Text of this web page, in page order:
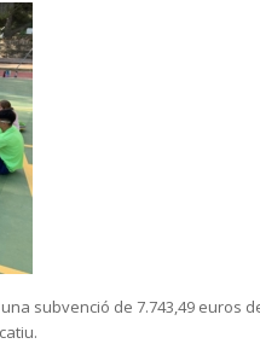
subvenció de 7.743,49 euros